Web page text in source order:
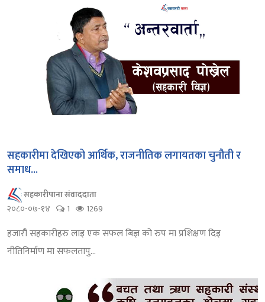
सहकारीमा देखिएको आर्थिक, राजनीतिक लगायतका चुनौती र
समाध...
सहकारीपाना संवाददाता
२०८०-०७-१४
1 1269
हजारौं सहकारीहरु लाइ एक सफल बिज्ञ को रुप मा प्रशिक्षण दिइ
नीतिनिर्माण मा सफलतापु...